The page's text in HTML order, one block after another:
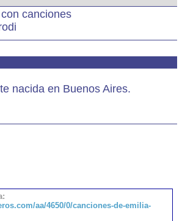
canciones
nacida en Buenos Aires.
aa/4650/0/canciones-de-emilia-